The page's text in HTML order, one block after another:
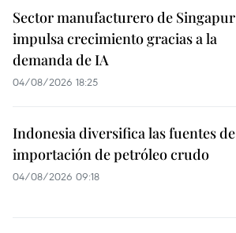
Sector manufacturero de Singapur
impulsa crecimiento gracias a la
demanda de IA
04/08/2026 18:25
Indonesia diversifica las fuentes de
importación de petróleo crudo
04/08/2026 09:18